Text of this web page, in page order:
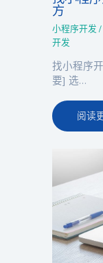
方
小程序开发 /
开发
找小程序
要] 选…
阅读